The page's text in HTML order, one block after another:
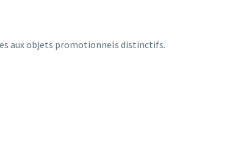
aux objets promotionnels distinctifs.